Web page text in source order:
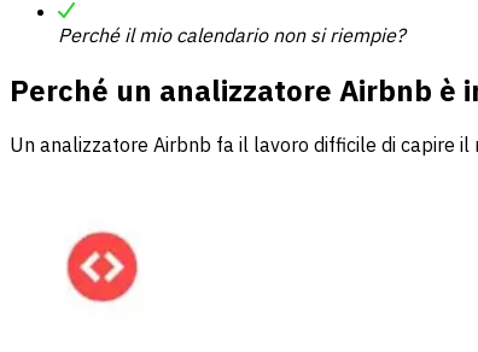
Perché il mio calendario non si riempie?
Perché un analizzatore Airbnb è
Un analizzatore Airbnb fa il lavoro difficile di capire